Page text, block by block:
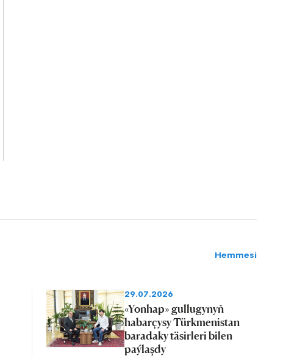
Hemmesi
29.07.2026
«Yonhap» gullugynyň
habarçysy Türkmenistan
baradaky täsirleri bilen
paýlaşdy